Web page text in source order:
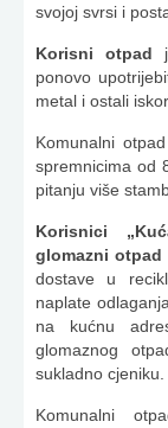
svojoj svrsi i
Korisni otpad
ponovo
metal i ostali
Komunalni
spremnicima od
pitanju više
Korisnici
glomazni
dostave u
naplate
na kućnu
glomaznog
sukladno cjeniku.
Komunalni